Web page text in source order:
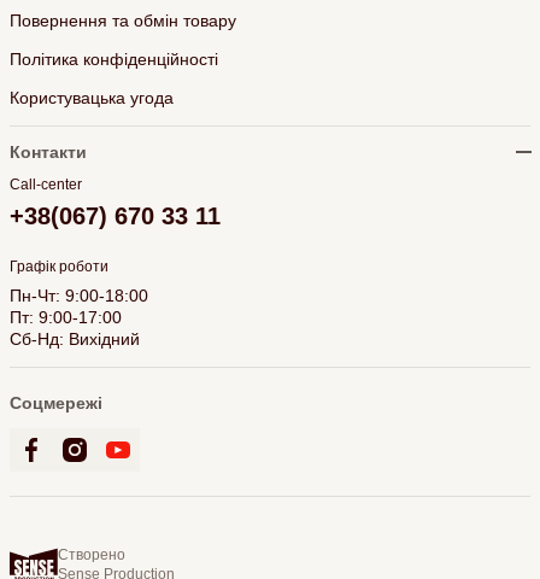
Повернення та обмін товару
Політика конфіденційності
Користувацька угода
Контакти
Call-center
+38(067) 670 33 11
Графік роботи
Пн-Чт: 9:00-18:00
Пт: 9:00-17:00
Сб-Нд: Вихідний
Соцмережі
Створено
Sense Production